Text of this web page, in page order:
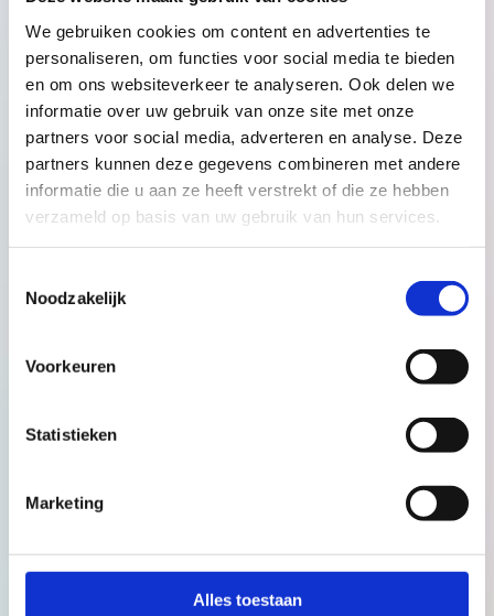
We gebruiken cookies om content en advertenties te
personaliseren, om functies voor social media te bieden
en om ons websiteverkeer te analyseren. Ook delen we
informatie over uw gebruik van onze site met onze
partners voor social media, adverteren en analyse. Deze
partners kunnen deze gegevens combineren met andere
informatie die u aan ze heeft verstrekt of die ze hebben
verzameld op basis van uw gebruik van hun services.
Noodzakelijk
Voorkeuren
Statistieken
Marketing
Alles toestaan
BabythuisZorg biedt indien nodig7 dagen per week,
24 uur per dag ondersteuning!
Nieuwsberichten
Alle nieuwsberichten